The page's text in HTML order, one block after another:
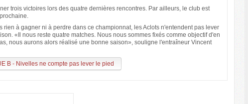
trois victoires lors des quatre dernières rencontres. Par ailleurs, le club est
rien à gagner ni à perdre dans ce championnat, les Aclots n'entendent pas lever
«Il nous reste quatre matches. Nous nous sommes fixés comme objectif d'en
nous aurons alors réalisé une bonne saison», souligne l'entraîneur Vincent
B - Nivelles ne compte pas lever le pied